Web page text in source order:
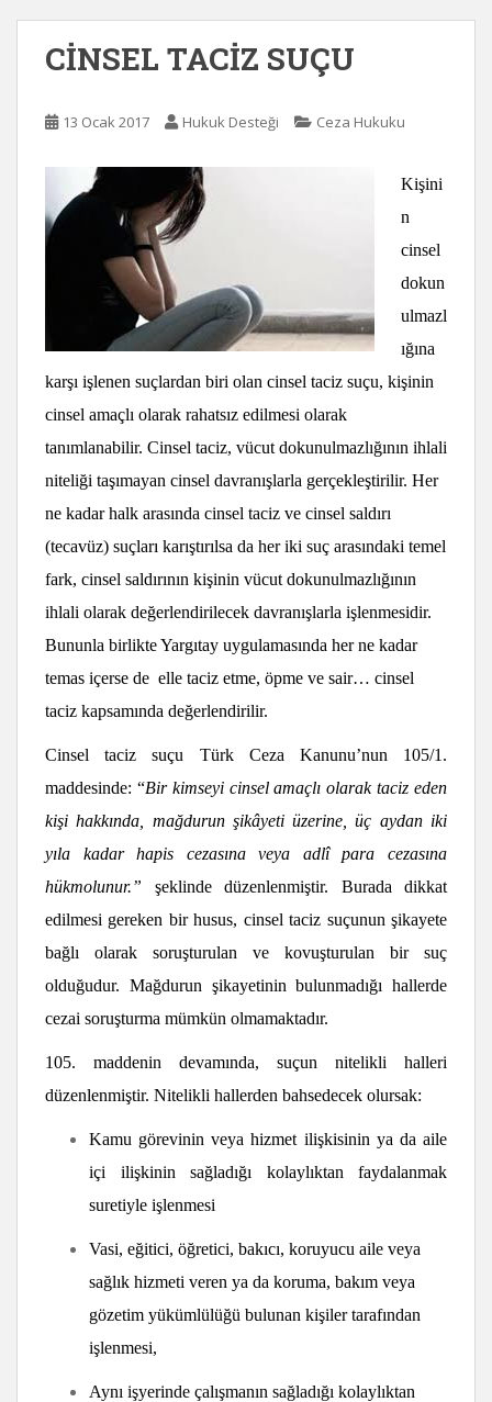
CİNSEL TACİZ SUÇU
13 Ocak 2017 Hukuk Desteği Ceza Hukuku
Kişini
n
cinsel
dokun
ulmazl
ığına
karşı işlenen suçlardan biri olan cinsel taciz suçu, kişinin
cinsel amaçlı olarak rahatsız edilmesi olarak
tanımlanabilir. Cinsel taciz, vücut dokunulmazlığının ihlali
niteliği taşımayan cinsel davranışlarla gerçekleştirilir. Her
ne kadar halk arasında cinsel taciz ve cinsel saldırı
(tecavüz) suçları karıştırılsa da her iki suç arasındaki temel
fark, cinsel saldırının kişinin vücut dokunulmazlığının
ihlali olarak değerlendirilecek davranışlarla işlenmesidir.
Bununla birlikte Yargıtay uygulamasında her ne kadar
temas içerse de elle taciz etme, öpme ve sair… cinsel
taciz kapsamında değerlendirilir.
Cinsel taciz suçu Türk Ceza Kanunu’nun 105/1.
maddesinde: “Bir kimseyi cinsel amaçlı olarak taciz eden
kişi hakkında, mağdurun şikâyeti üzerine, üç aydan iki
yıla kadar hapis cezasına veya adlî para cezasına
hükmolunur.” şeklinde düzenlenmiştir. Burada dikkat
edilmesi gereken bir husus, cinsel taciz suçunun şikayete
bağlı olarak soruşturulan ve kovuşturulan bir suç
olduğudur. Mağdurun şikayetinin bulunmadığı hallerde
cezai soruşturma mümkün olmamaktadır.
105. maddenin devamında, suçun nitelikli halleri
düzenlenmiştir. Nitelikli hallerden bahsedecek olursak:
Kamu görevinin veya hizmet ilişkisinin ya da aile
içi ilişkinin sağladığı kolaylıktan faydalanmak
suretiyle işlenmesi
Vasi, eğitici, öğretici, bakıcı, koruyucu aile veya
sağlık hizmeti veren ya da koruma, bakım veya
gözetim yükümlülüğü bulunan kişiler tarafından
işlenmesi,
Aynı işyerinde çalışmanın sağladığı kolaylıktan